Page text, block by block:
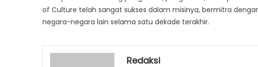
of Culture telah sangat sukses dalam misinya, bermitra
negara-negara lain selama satu dekade terakhir.
Redaksi